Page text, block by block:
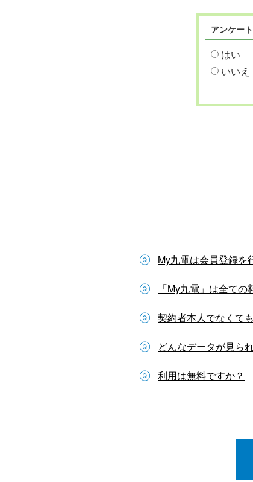
アンケー
はい
いいえ
My九電は会員登録を
「My九電」は全て
契約者本人でなくて
どんなデータが見ら
利用は無料ですか？